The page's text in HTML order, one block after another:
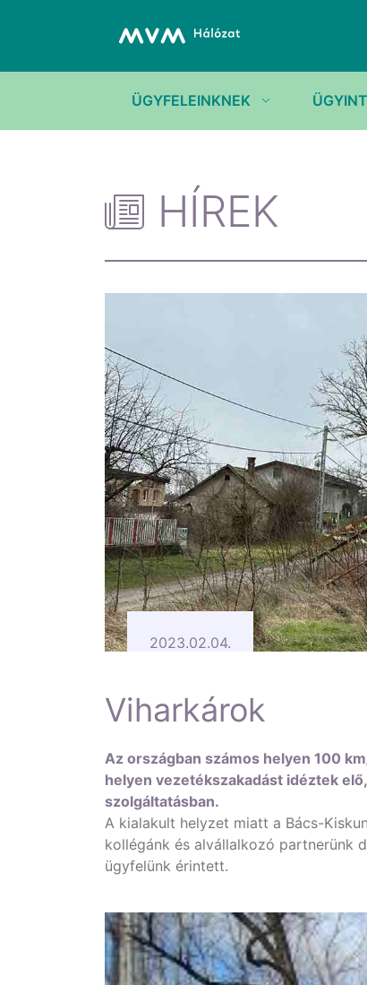
ÜGYFELEINKNEK
HÍREK
2023.02.04.
Viharkárok
Az országban számos helyen 100
helyen vezetékszakadást idéztek
szolgáltatásban.
A kialakult helyzet miatt a Bács-
kollégánk és alvállalkozó partnerünk
ügyfelünk érintett.